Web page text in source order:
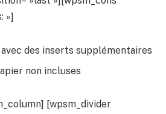
»]
avec des inserts supplémentaires
non incluses
[wpsm_divider